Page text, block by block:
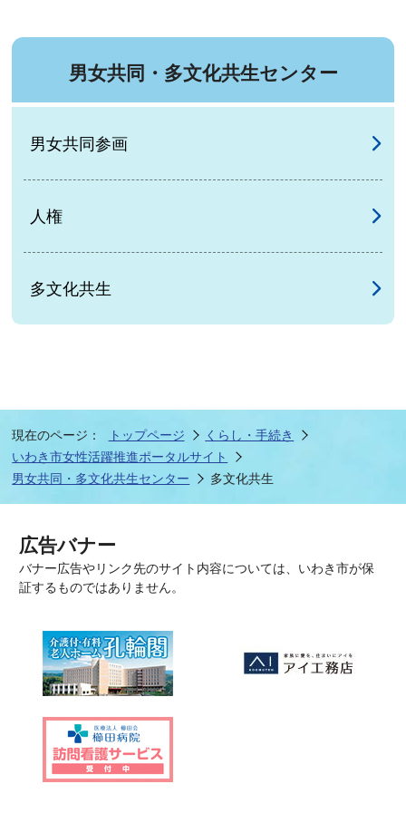
男女共同・多文化共生センター
男女共同参画
人権
多文化共生
現在のページ： トップページ
くらし・手続き
いわき市女性活躍推進ポータルサイト
男女共同・多文化共生センター
多文化共生
広告バナー
バナー広告やリンク先のサイト内容については、いわき市が保
証するものではありません。